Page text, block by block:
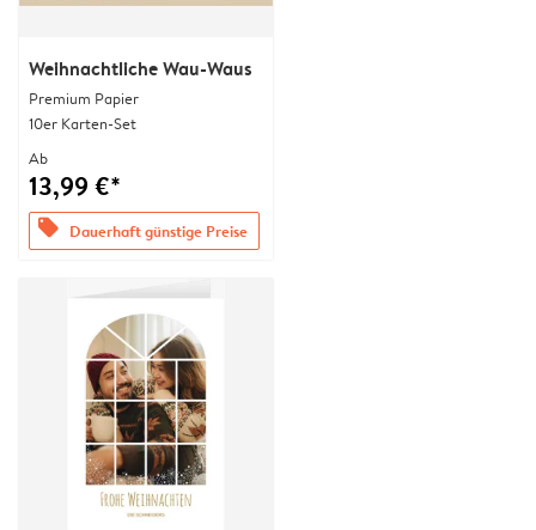
Weihnachtliche Wau-Waus
Premium Papier
10er Karten-Set
Ab
13,99 €*
offers Dauerhaft günstige Preise